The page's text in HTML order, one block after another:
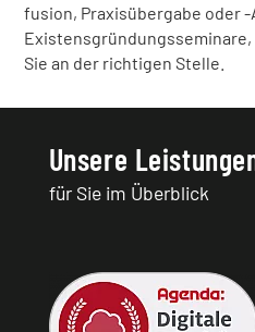
fusion, Praxisübergabe oder
Sie an der richtigen Stelle.
Unsere
für Sie im Überblick